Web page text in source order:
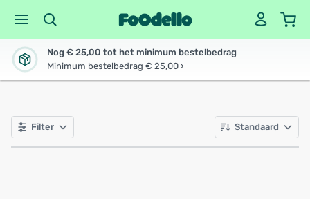
Nog € 25,00 tot het minimum bestelbedrag
Minimum bestelbedrag € 25,00 ›
Filter Standaard